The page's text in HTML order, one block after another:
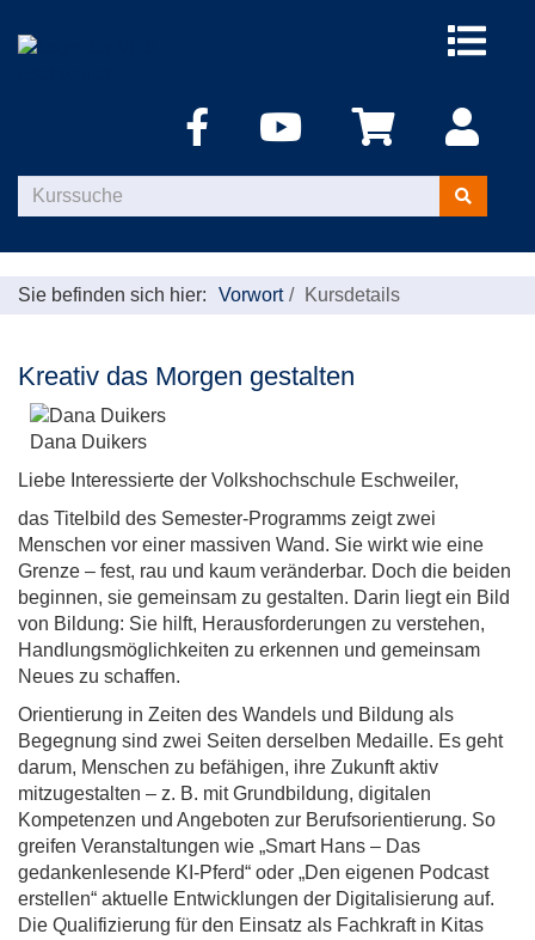
Menü
Kurse
suchen
Sie befinden sich hier: Vorwort Kursdetails
Kreativ das Morgen gestalten
Dana Duikers
Liebe Interessierte der Volkshochschule Eschweiler,
das Titelbild des Semester-Programms zeigt zwei
Menschen vor einer massiven Wand. Sie wirkt wie eine
Grenze – fest, rau und kaum veränderbar. Doch die beiden
beginnen, sie gemeinsam zu gestalten. Darin liegt ein Bild
von Bildung: Sie hilft, Herausforderungen zu verstehen,
Handlungsmöglichkeiten zu erkennen und gemeinsam
Neues zu schaffen.
Orientierung in Zeiten des Wandels und Bildung als
Begegnung sind zwei Seiten derselben Medaille. Es geht
darum, Menschen zu befähigen, ihre Zukunft aktiv
mitzugestalten – z. B. mit Grundbildung, digitalen
Kompetenzen und Angeboten zur Berufsorientierung. So
greifen Veranstaltungen wie „Smart Hans – Das
gedankenlesende KI-Pferd“ oder „Den eigenen Podcast
erstellen“ aktuelle Entwicklungen der Digitalisierung auf.
Die Qualifizierung für den Einsatz als Fachkraft in Kitas